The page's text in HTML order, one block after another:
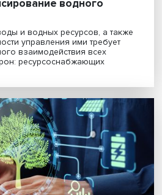
в экономике: как
влияют на ее
и здоровья —
человеческого капитала —
на рост экономики
России улучшение этих